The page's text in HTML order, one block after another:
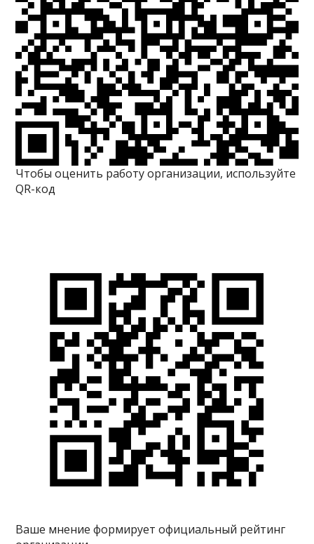
Чтобы оценить работу организации, используйте
QR-код
Ваше мнение формирует официальный рейтинг